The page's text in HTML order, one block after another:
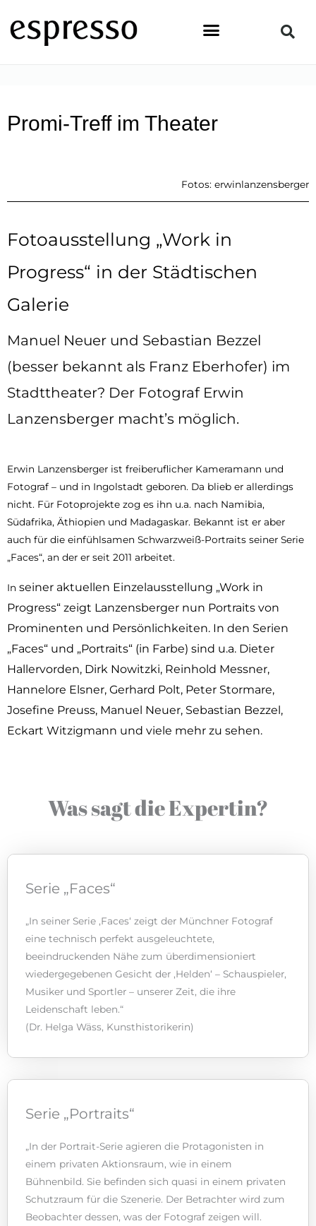
Inhalt
springen
Promi-Treff im Theater
Fotos: erwinlanzensberger
Fotoausstellung „Work in
Progress“ in der Städtischen
Galerie
Manuel Neuer und Sebastian Bezzel
(besser bekannt als Franz Eberhofer) im
Stadttheater? Der Fotograf Erwin
Lanzensberger macht’s möglich.
Erwin Lanzensberger ist freiberuflicher Kameramann und
Fotograf – und in Ingolstadt geboren. Da blieb er allerdings
nicht. Für Fotoprojekte zog es ihn u.a. nach Namibia,
Südafrika, Äthiopien und Madagaskar. Bekannt ist er aber
auch für die einfühlsamen Schwarzweiß-Portraits seiner Serie
„Faces“, an der er seit 2011 arbeitet.
In seiner aktuellen Einzelausstellung „Work in
Progress“ zeigt Lanzensberger nun Portraits von
Prominenten und Persönlichkeiten. In den Serien
„Faces“ und „Portraits“ (in Farbe) sind u.a. Dieter
Hallervorden, Dirk Nowitzki, Reinhold Messner,
Hannelore Elsner, Gerhard Polt, Peter Stormare,
Josefine Preuss, Manuel Neuer, Sebastian Bezzel,
Eckart Witzigmann und viele mehr zu sehen.
Was sagt die Expertin?
Serie „Faces“
„In seiner Serie ‚Faces‘ zeigt der Münchner Fotograf
eine technisch perfekt ausgeleuchtete,
beeindruckenden Nähe zum überdimensioniert
wiedergegebenen Gesicht der ‚Helden‘ – Schauspieler,
Musiker und Sportler – unserer Zeit, die ihre
Leidenschaft leben.“
(Dr. Helga Wäss, Kunsthistorikerin)
Serie „Portraits“
„In der Portrait-Serie agieren die Protagonisten in
einem privaten Aktionsraum, wie in einem
Bühnenbild. Sie befinden sich quasi in einem privaten
Schutzraum für die Szenerie. Der Betrachter wird zum
Beobachter dessen, was der Fotograf zeigen will.